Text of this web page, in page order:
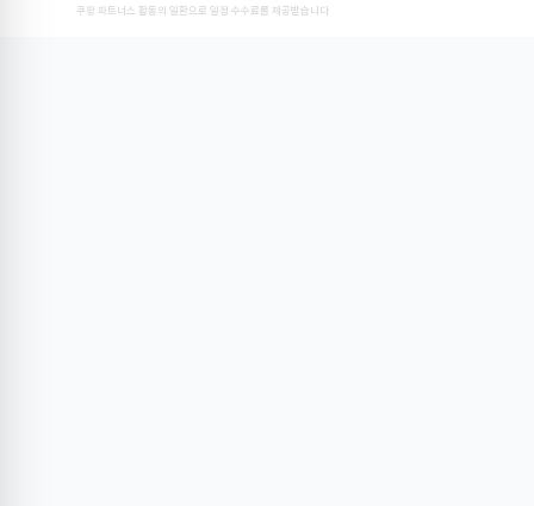
쿠팡 파트너스 활동의 일환으로 일정 수수료를 제공받습니다